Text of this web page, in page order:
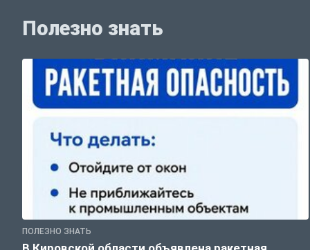
Полезно знать
ПОЛЕЗНО ЗНАТЬ